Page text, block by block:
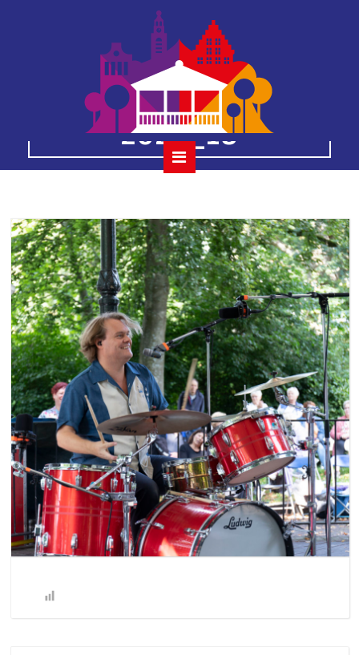
the-wanderers-
27-augustus-
2023_18